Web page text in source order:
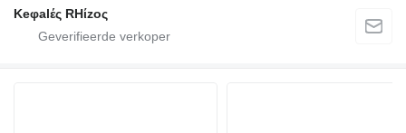
Keφalές RHίzoς